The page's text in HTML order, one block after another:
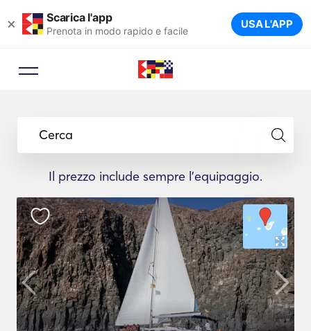
× Scarica l'app
Prenota in modo rapido e facile USA L'APP
Cerca
Il prezzo include sempre l'equipaggio.